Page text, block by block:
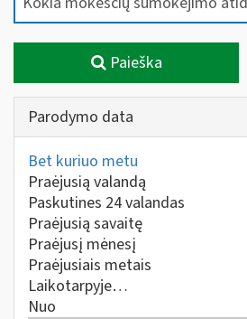
Paieška
Parodymo data
Bet kuriuo metu
Praėjusią valandą
Paskutines 24 valandas
Praėjusią savaitę
Praėjusį mėnesį
Praėjusiais metais
Laikotarpyje…
Nuo